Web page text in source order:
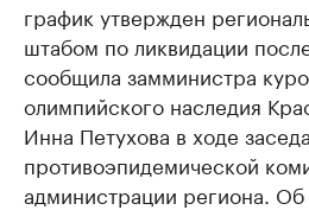
график утвержден
штабом по ликвидации
сообщила замминистра
олимпийского наследия
Инна Петухова в ходе
противоэпидемической
администрации региона.